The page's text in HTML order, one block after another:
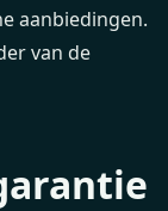
aanbiedingen.
van de